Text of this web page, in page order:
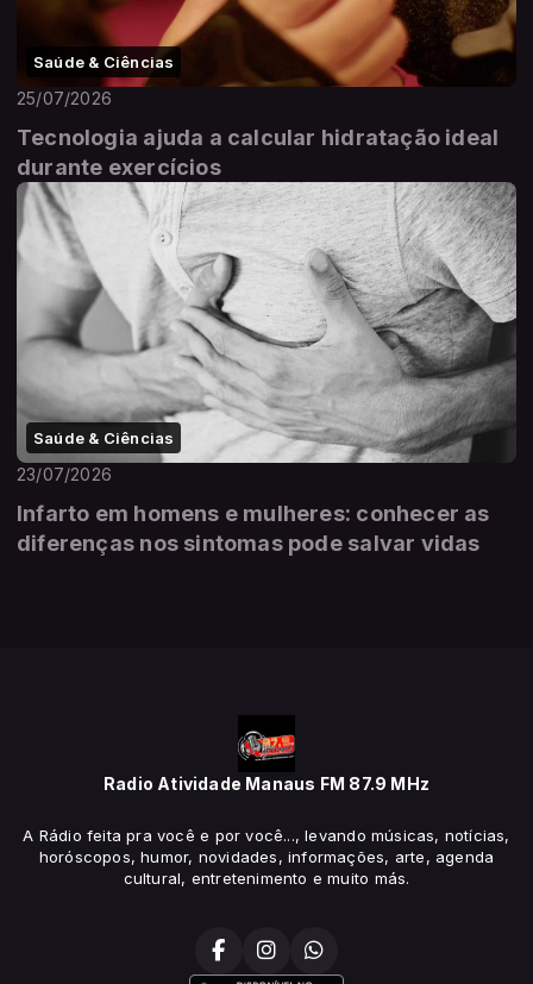
Saúde & Ciências
25/07/2026
Tecnologia ajuda a calcular hidratação ideal
durante exercícios
Saúde & Ciências
23/07/2026
Infarto em homens e mulheres: conhecer as
diferenças nos sintomas pode salvar vidas
Radio Atividade Manaus FM 87.9 MHz
A Rádio feita pra você e por você..., levando músicas, notícias,
horóscopos, humor, novidades, informações, arte, agenda
cultural, entretenimento e muito más.